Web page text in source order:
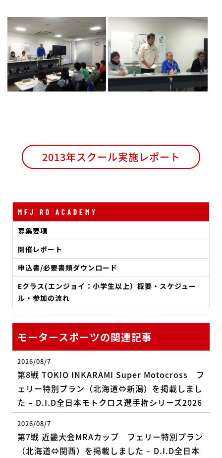
2013年スクール実施レポート
MFJ RD ACADEMY
募集要項
開催レポート
申込書/必要書類ダウンロード
Eクラス(エンジョイ：小学生以上）概要・スケジュー
ル・参加の流れ
モータースポーツの関連記事
2026/08/7
第8戦 TOKIO INKARAMI Super Motocross フ
ェリー特別プラン（北海道⇔新潟）を掲載しまし
た – D.I.D全日本モトクロス選手権シリーズ2026
2026/08/7
第7戦 近畿大会MRAカップ フェリー特別プラン
（北海道⇔関西）を掲載しました – D.I.D全日本